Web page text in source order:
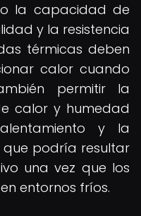
la capacidad de
y la resistencia
térmicas deben
calor cuando
permitir la
calor y humedad
y la
podría resultar
una vez que los
entornos fríos.